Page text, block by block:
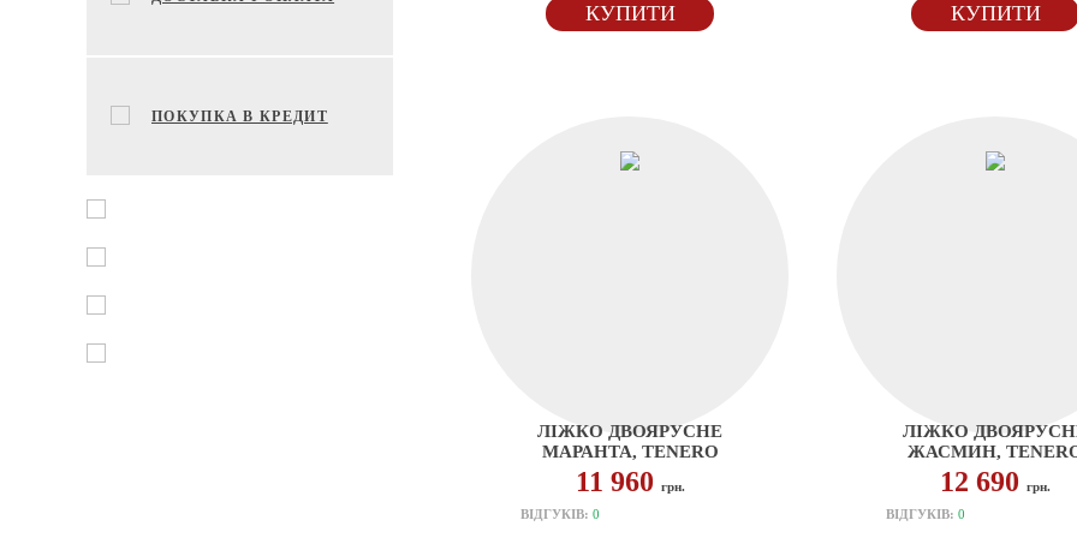
ПОКУПКА В КРЕДИТ
КУПИТИ КУПИТИ
ЛІЖКО ДВОЯРУСНЕ
МАРАНТА, TENERO
11 960 грн.
ВІДГУКІВ: 0
ЛІЖКО
ЖАСМИН,
12 690 грн.
ВІДГУКІВ: 0